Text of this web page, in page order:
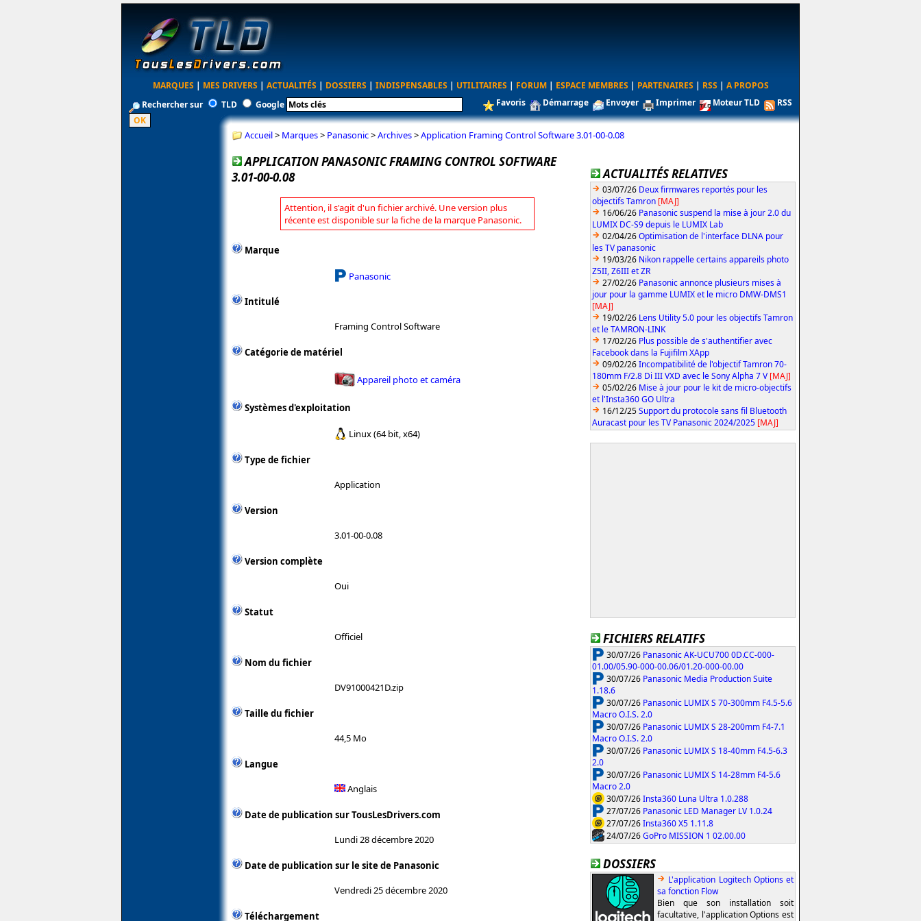
MARQUES | MES DRIVERS | ACTUALITÉS | DOSSIERS | INDISPENSABLES | UTILITAIRES | FORUM | ESPACE MEMBRES | PARTENAIRES | RSS | A PROPOS
Rechercher sur
TLD Google Favoris Démarrage Envoyer Imprimer Moteur TLD RSS
Accueil> Marques> Panasonic>Archives>Application Framing Control Software 3.01-00-0.08
APPLICATION PANASONIC FRAMING CONTROL SOFTWARE
3.01-00-0.08
Attention, il s'agit d'un fichier archivé. Une version plus
récente est disponible sur la fiche de la marque Panasonic.
Marque
Panasonic
Intitulé
Framing Control Software
Catégorie de matériel
Appareil photo et caméra
Systèmes d'exploitation
Linux (64 bit, x64)
Type de fichier
Application
Version
3.01-00-0.08
Version complète
Oui
Statut
Officiel
Nom du fichier
DV91000421D.zip
Taille du fichier
44,5 Mo
Langue
Anglais
Date de publication sur TousLesDrivers.com
Lundi 28 décembre 2020
Date de publication sur le site de Panasonic
Vendredi 25 décembre 2020
Téléchargement
ACTUALITÉS RELATIVES
03/07/26 Deux firmwares reportés pour les
objectifs Tamron [MAJ]
16/06/26 Panasonic suspend la mise à jour 2.0 du
LUMIX DC-S9 depuis le LUMIX Lab
02/04/26Optimisation de l'interface DLNA pour
les TV panasonic
19/03/26 Nikon rappelle certains appareils photo
Z5II, Z6III et ZR
27/02/26 Panasonic annonce plusieurs mises à
jour pour la gamme LUMIX et le micro DMW-DMS1
[MAJ]
19/02/26 Lens Utility 5.0 pour les objectifs Tamron
et le TAMRON-LINK
17/02/26 Plus possible de s'authentifier avec
Facebook dans la Fujifilm XApp
09/02/26Incompatibilité de l'objectif Tamron 70-
180mm F/2.8 Di III VXD avec le Sony Alpha 7 V [MAJ]
05/02/26 Mise à jour pour le kit de micro-objectifs
et l'Insta360 GO Ultra
16/12/25Support du protocole sans fil Bluetooth
Auracast pour les TV Panasonic 2024/2025 [MAJ]
FICHIERS RELATIFS
30/07/26 Panasonic AK-UCU700 0D.CC-000-
01.00/05.90-000-00.06/01.20-000-00.00
30/07/26 Panasonic Media Production Suite
1.18.6
30/07/26 Panasonic LUMIX S 70-300mm F4.5-5.6
Macro O.I.S. 2.0
30/07/26 Panasonic LUMIX S 28-200mm F4-7.1
Macro O.I.S. 2.0
30/07/26 Panasonic LUMIX S 18-40mm F4.5-6.3
2.0
30/07/26 Panasonic LUMIX S 14-28mm F4-5.6
Macro 2.0
30/07/26Insta360 Luna Ultra 1.0.288
27/07/26 Panasonic LED Manager LV 1.0.24
27/07/26Insta360 X5 1.11.8
24/07/26GoPro MISSION 1 02.00.00
DOSSIERS
L'application Logitech Options et
sa fonction Flow
Bien que son installation soit
facultative, l'application Options est